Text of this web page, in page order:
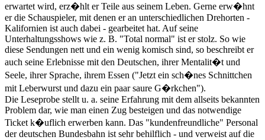
erwartet wird, erz�hlt er Teile aus seinem Leben. Gerne erw�hnt
er die Schauspieler, mit denen er an unterschiedlichen Drehorten -
Kalifornien ist auch dabei - gearbeitet hat. Auf seine
Unterhaltungsshows wie z. B. "Total normal" ist er stolz. So wie
diese Sendungen nett und ein wenig komisch sind, so beschreibt er
auch seine Erlebnisse mit den Deutschen, ihrer Mentalit�t und
Seele, ihrer Sprache, ihrem Essen ("Jetzt ein sch�nes Schnittchen
mit Leberwurst und dazu ein paar saure G�rkchen").
Die Leseprobe stellt u. a. seine Erfahrung mit dem allseits bekannten
Problem dar, wie man einen Zug besteigen und das notwendige
Ticket k�uflich erwerben kann. Das "kundenfreundliche" Personal
der deutschen Bundesbahn ist sehr behilflich - und verweist auf die